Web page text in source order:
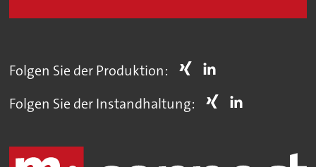
Folgen Sie der Produktion:
Folgen Sie der Instandhaltung: